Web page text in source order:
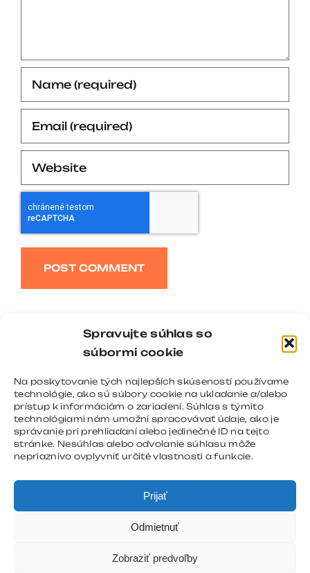
Spravujte súhlas so
súbormi cookie
Na poskytovanie tých najlepších skúseností používame
technológie, ako sú súbory cookie na ukladanie a/alebo
prístup k informáciám o zariadení. Súhlas s týmito
technológiami nám umožní spracovávať údaje, ako je
správanie pri prehliadaní alebo jedinečné ID na tejto
stránke. Nesúhlas alebo odvolanie súhlasu môže
nepriaznivo ovplyvniť určité vlastnosti a funkcie.
Prijať
Odmietnuť
Zobraziť predvoľby
Copyright 2008 - 2026 |REGNOMEDIA